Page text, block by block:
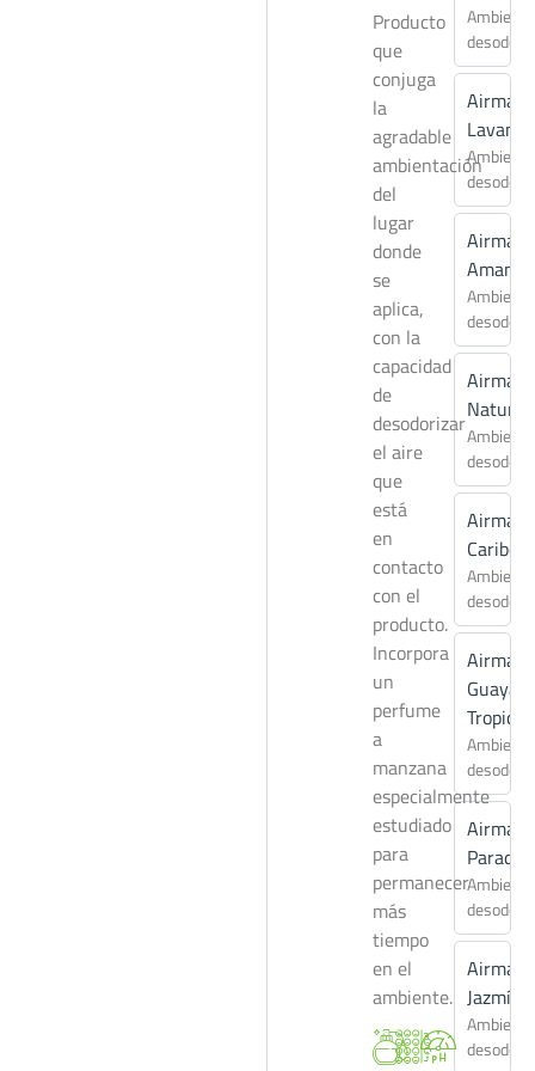
Lavanda
Natur
Caribe
Tropical
Jazmín
Producto
que
conjuga
la
agradable
ambientación
del
lugar
donde
se
aplica,
con la
capacidad
de
desodorizar
el aire
que
está
en
contacto
con el
producto.
Incorpora
un
perfume
a
manzana
especialmente
estudiado
para
permanecer
más
tiempo
en el
ambiente.